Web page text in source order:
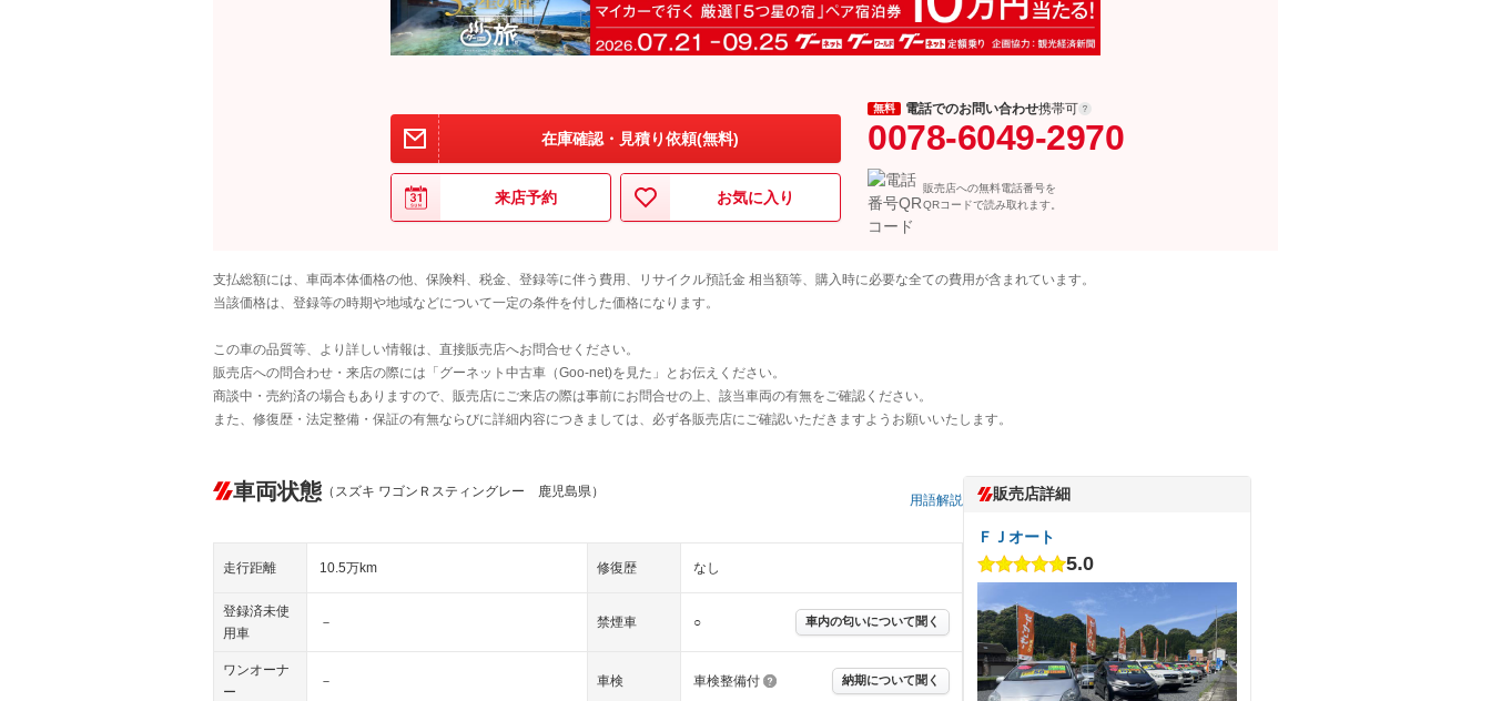
在庫確認・見積り依頼(無料)
来店予約 お気に入り
無料 電話でのお問い合わせ携帯可
0078-6049-2970
販売店への無料電話番号を
QRコードで読み取れます。
支払総額には、車両本体価格の他、保険料、税金、登録等に伴う費用、リサイクル預託金 相当額等、購入時に必要な全ての費用が含まれています。
当該価格は、登録等の時期や地域などについて一定の条件を付した価格になります。
この車の品質等、より詳しい情報は、直接販売店へお問合せください。
販売店への問合わせ・来店の際には「グーネット中古車（Goo-net)を見た」とお伝えください。
商談中・売約済の場合もありますので、販売店にご来店の際は事前にお問合せの上、該当車両の有無をご確認ください。
また、修復歴・法定整備・保証の有無ならびに詳細内容につきましては、必ず各販売店にご確認いただきますようお願いいたします。
車両状態 （スズキ ワゴンＲスティングレー 鹿児島県）
用語解説
走行距離 10.5万km 修復歴 なし
登録済未使
用車
－ 禁煙車 ○ 車内の匂いについて聞く
ワンオーナ
ー
－ 車検 車検整備付 納期について聞く
販売店詳細
ＦＪオート
5.0